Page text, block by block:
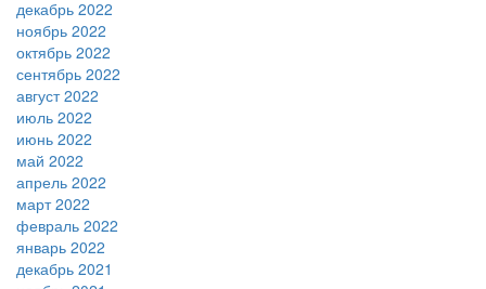
декабрь 2022
ноябрь 2022
октябрь 2022
сентябрь 2022
август 2022
июль 2022
июнь 2022
май 2022
апрель 2022
март 2022
февраль 2022
январь 2022
декабрь 2021